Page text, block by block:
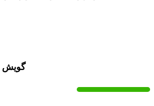
گویش